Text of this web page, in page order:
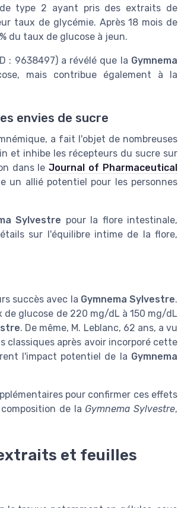
de type 2 ayant pris des extraits de
taux de glycémie. Après 18 mois de
du taux de glucose à jeun.
: 9638497) a révélé que la Gymnema
mais contribue également à la
envies de sucre
a fait l'objet de nombreuses
et inhibe les récepteurs du sucre sur
dans leJournal of Pharmaceutical
un allié potentiel pour les personnes
Sylvestre pour la flore intestinale,
sur l'équilibre intime de la flore,
succès avec la Gymnema Sylvestre.
de glucose de 220 mg/dL à 150 mg/dL
. De même, M. Leblanc, 62 ans, a vu
après avoir incorporé cette
l'impact potentiel de la Gymnema
pour confirmer ces effets
de la Gymnema Sylvestre,
et feuilles